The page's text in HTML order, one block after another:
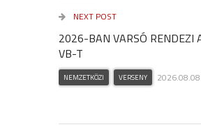
NEXT POST
2026-BAN VARSÓ RENDEZI
VB-T
NEMZETKÖZI VERSENY 2026.08.08.